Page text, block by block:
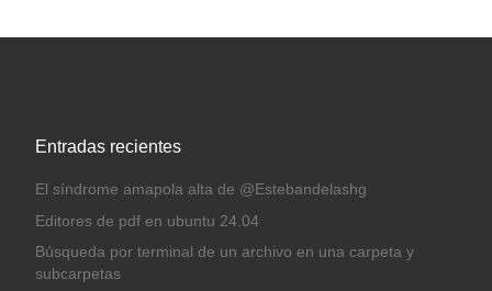
Entradas recientes
El síndrome amapola alta de @Estebandelashg
Editores de pdf en ubuntu 24.04
Búsqueda por terminal de un archivo en una carpeta y
subcarpetas